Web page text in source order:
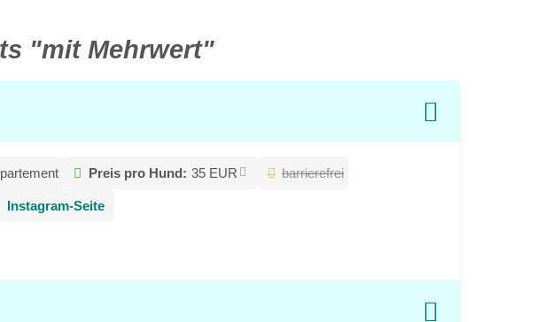
"mit Mehrwert"
Preis pro Hund: 35 EUR barrierefrei
Instagram-Seite